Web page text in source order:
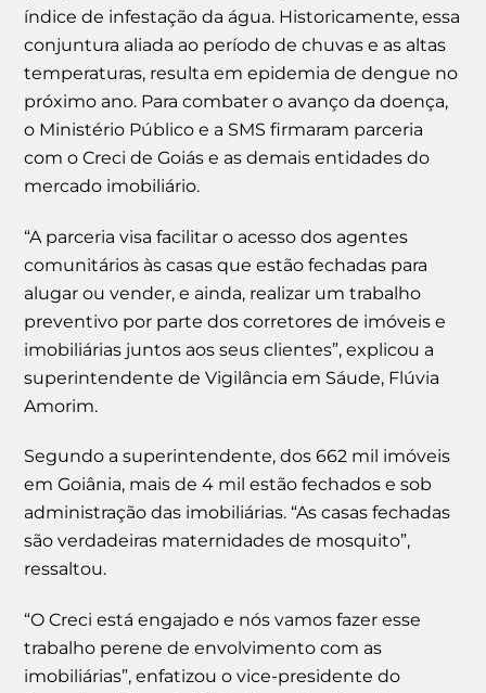
índice de infestação da água. Historicamente, essa
conjuntura aliada ao período de chuvas e as altas
temperaturas, resulta em epidemia de dengue no
próximo ano. Para combater o avanço da doença,
o Ministério Público e a SMS firmaram parceria
com o Creci de Goiás e as demais entidades do
mercado imobiliário.
“A parceria visa facilitar o acesso dos agentes
comunitários às casas que estão fechadas para
alugar ou vender, e ainda, realizar um trabalho
preventivo por parte dos corretores de imóveis e
imobiliárias juntos aos seus clientes”, explicou a
superintendente de Vigilância em Sáude, Flúvia
Amorim.
Segundo a superintendente, dos 662 mil imóveis
em Goiânia, mais de 4 mil estão fechados e sob
administração das imobiliárias. “As casas fechadas
são verdadeiras maternidades de mosquito”,
ressaltou.
“O Creci está engajado e nós vamos fazer esse
trabalho perene de envolvimento com as
imobiliárias”, enfatizou o vice-presidente do